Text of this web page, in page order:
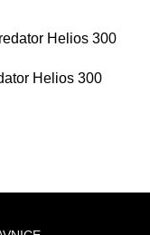
Helios 300